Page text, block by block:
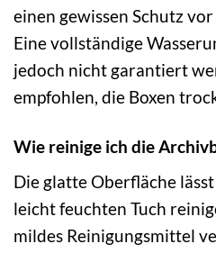
einen gewissen Schutz
Eine vollständige
jedoch nicht garantiert
empfohlen, die Boxen
Wie reinige ich die
Die glatte Oberfläche
leicht feuchten Tuch
mildes Reinigungsmittel